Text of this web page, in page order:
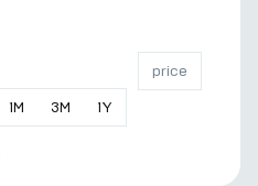
1M 3M 1Y
price